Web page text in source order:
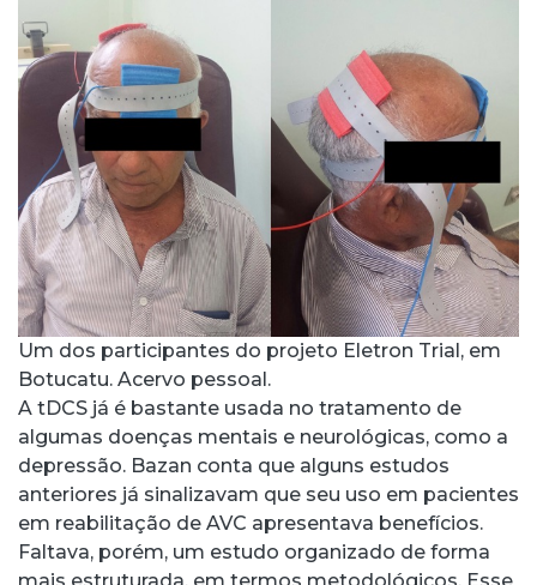
Um dos participantes do projeto Eletron Trial, em
Botucatu. Acervo pessoal.
A tDCS já é bastante usada no tratamento de
algumas doenças mentais e neurológicas, como a
depressão. Bazan conta que alguns estudos
anteriores já sinalizavam que seu uso em pacientes
em reabilitação de AVC apresentava benefícios.
Faltava, porém, um estudo organizado de forma